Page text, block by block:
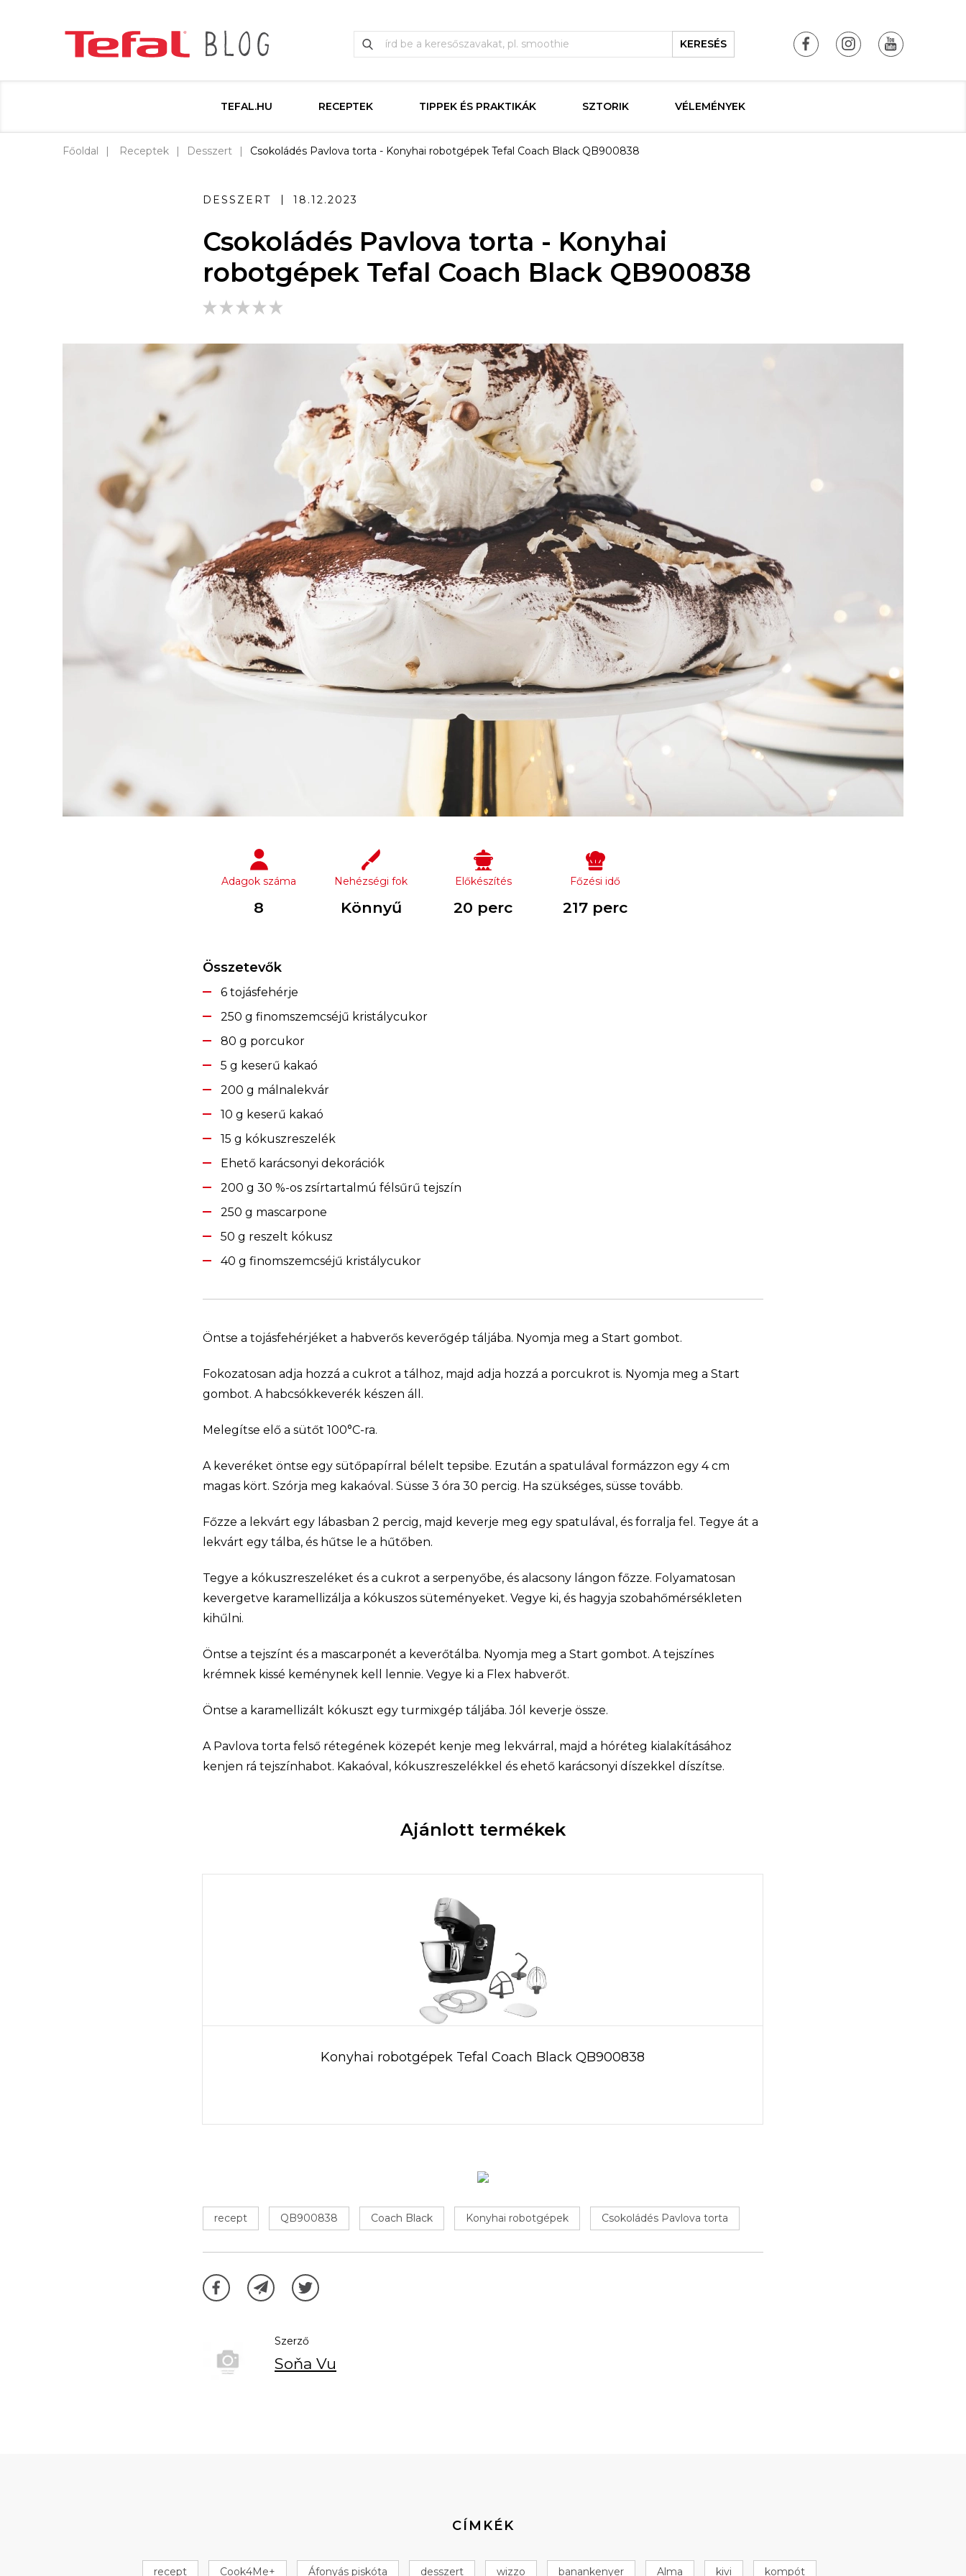
KERESÉS
TEFAL.HU RECEPTEK TIPPEK ÉS PRAKTIKÁK SZTORIK VÉLEMÉNYEK
Főoldal Receptek Desszert Csokoládés Pavlova torta - Konyhai robotgépek Tefal Coach Black QB900838
DESSZERT 18.12.2023
Csokoládés Pavlova torta - Konyhai
robotgépek Tefal Coach Black QB900838
Adagok száma
8
Nehézségi fok
Könnyű
Előkészítés
20 perc
Főzési idő
217 perc
Összetevők
6 tojásfehérje
250 g finomszemcséjű kristálycukor
80 g porcukor
5 g keserű kakaó
200 g málnalekvár
10 g keserű kakaó
15 g kókuszreszelék
Ehető karácsonyi dekorációk
200 g 30 %-os zsírtartalmú félsűrű tejszín
250 g mascarpone
50 g reszelt kókusz
40 g finomszemcséjű kristálycukor
Öntse a tojásfehérjéket a habverős keverőgép táljába. Nyomja meg a Start gombot.
Fokozatosan adja hozzá a cukrot a tálhoz, majd adja hozzá a porcukrot is. Nyomja meg a Start
gombot. A habcsókkeverék készen áll.
Melegítse elő a sütőt 100°C-ra.
A keveréket öntse egy sütőpapírral bélelt tepsibe. Ezután a spatulával formázzon egy 4 cm
magas kört. Szórja meg kakaóval. Süsse 3 óra 30 percig. Ha szükséges, süsse tovább.
Főzze a lekvárt egy lábasban 2 percig, majd keverje meg egy spatulával, és forralja fel. Tegye át a
lekvárt egy tálba, és hűtse le a hűtőben.
Tegye a kókuszreszeléket és a cukrot a serpenyőbe, és alacsony lángon főzze. Folyamatosan
kevergetve karamellizálja a kókuszos süteményeket. Vegye ki, és hagyja szobahőmérsékleten
kihűlni.
Öntse a tejszínt és a mascarponét a keverőtálba. Nyomja meg a Start gombot. A tejszínes
krémnek kissé keménynek kell lennie. Vegye ki a Flex habverőt.
Öntse a karamellizált kókuszt egy turmixgép táljába. Jól keverje össze.
A Pavlova torta felső rétegének közepét kenje meg lekvárral, majd a hóréteg kialakításához
kenjen rá tejszínhabot. Kakaóval, kókuszreszelékkel és ehető karácsonyi díszekkel díszítse.
Ajánlott termékek
Konyhai robotgépek Tefal Coach Black QB900838
recept QB900838 Coach Black Konyhai robotgépek Csokoládés Pavlova torta
Szerző
Soňa Vu
CÍMKÉK
recept Cook4Me+ Áfonyás piskóta desszert wizzo banankenyer Alma kivi kompót